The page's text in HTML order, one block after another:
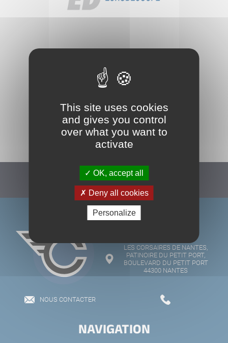
TOUS NOS PARTENAIRES
LES CORSAIRES DE NANTES,
PATINOIRE DU PETIT PORT,
BOULEVARD DU PETIT PORT
44300 NANTES
NOUS CONTACTER
NAVIGATION
This site uses cookies
and gives you control
over what you want to
activate
OK, accept all
Deny all cookies
Personalize